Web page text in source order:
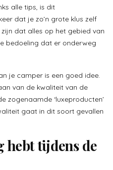
alle tips, is dit
dat je zo’n grote klus zelf
dat alles op het gebied van
bedoeling dat er onderweg
je camper is een goed idee.
van de kwaliteit van de
zogenaamde ‘luxeproducten’
gaat in dit soort gevallen
hebt tijdens de